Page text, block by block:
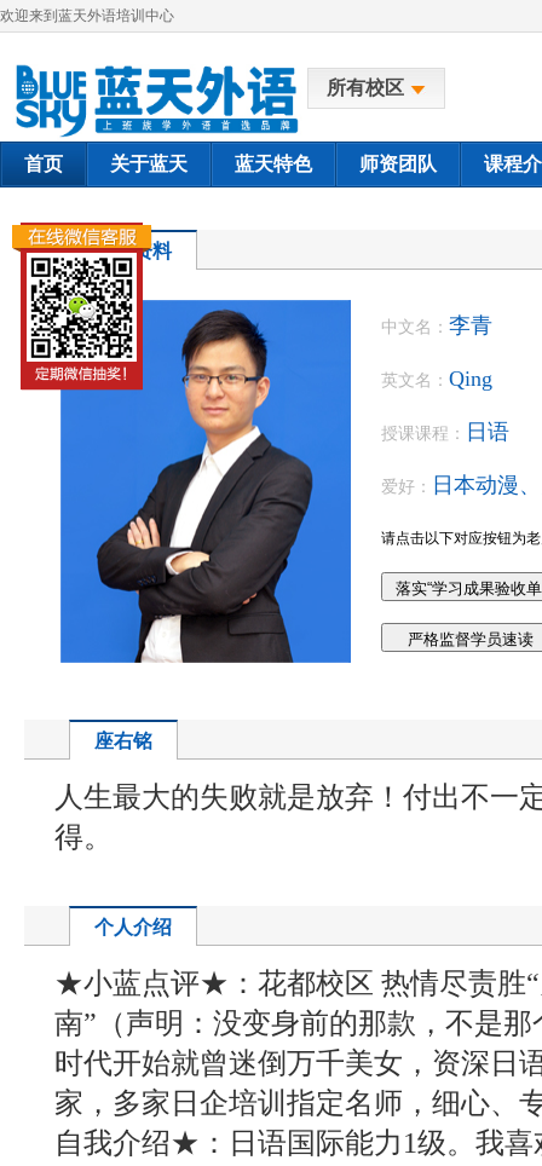
欢迎来到蓝天外语培训中心
所有校区
首页 关于蓝天 蓝天特色 师资团队 课程
教师资料
中文名： 李青
英文名： Qing
授课课程： 日语
爱好： 日本动漫
请点击以下对应按钮为
座右铭
人生最大的失败就是放弃！付出不一
得。
个人介绍
★小蓝点评★：花都校区 热情尽责胜“
南”（声明：没变身前的那款，不是
时代开始就曾迷倒万千美女，资深日
家，多家日企培训指定名师，细心、
自我介绍★：日语国际能力1级。我